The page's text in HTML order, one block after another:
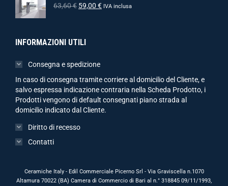
63,60€ 59,00 € IVA inclusa
INFORMAZIONI UTILI
Consegna e spedizione
In caso di consegna tramite corriere al domicilio del Cliente, e
salvo espressa indicazione contraria nella Scheda Prodotto, i
Prodotti vengono di default consegnati piano strada al
domicilio indicato dal Cliente.
Diritto di recesso
Contatti
Ceramiche Italy - Edil Commerciale Picerno Srl - Via Graviscella n.1070
Altamura 70022 (BA) Camera di Commercio di Bari al n.° 318845 09/11/1993,